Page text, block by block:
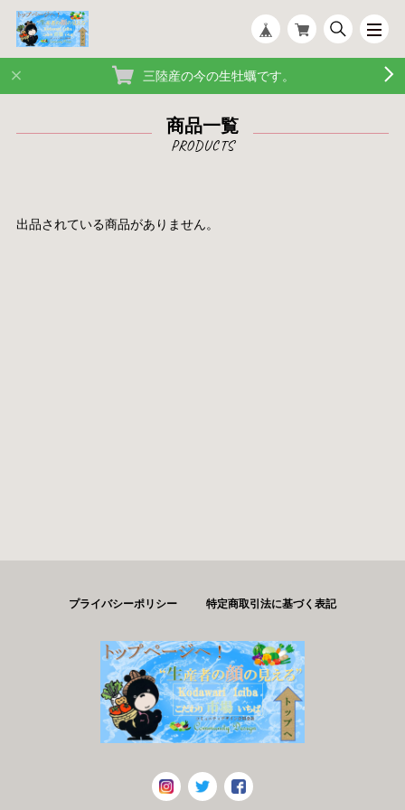
三陸産の今の生牡蠣です。
商品一覧
出品されている商品がありません。
プライバシーポリシー 特定商取引法に基づく表記